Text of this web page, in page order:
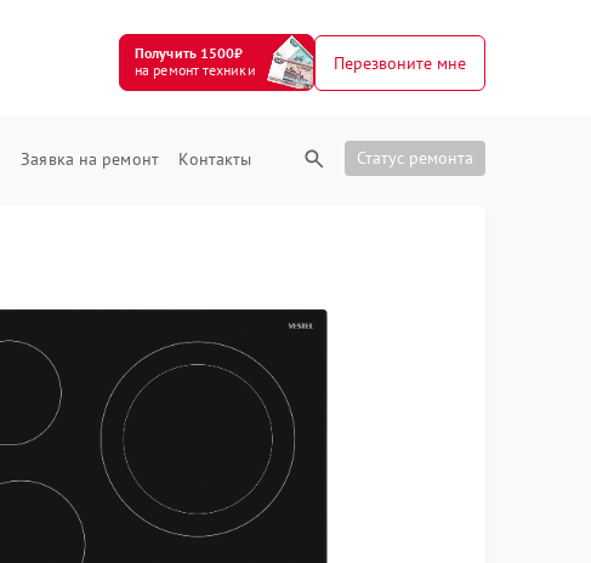
Получить 1500₽
на ремонт техники
Перезвоните мне
Заявка на ремонт Контакты Статус ремонта